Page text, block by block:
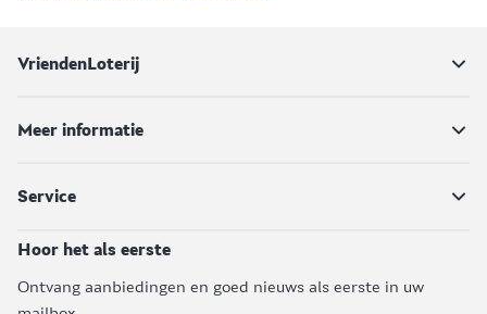
VriendenLoterij
Meer informatie
Service
Hoor het als eerste
Ontvang aanbiedingen en goed nieuws als eerste in uw